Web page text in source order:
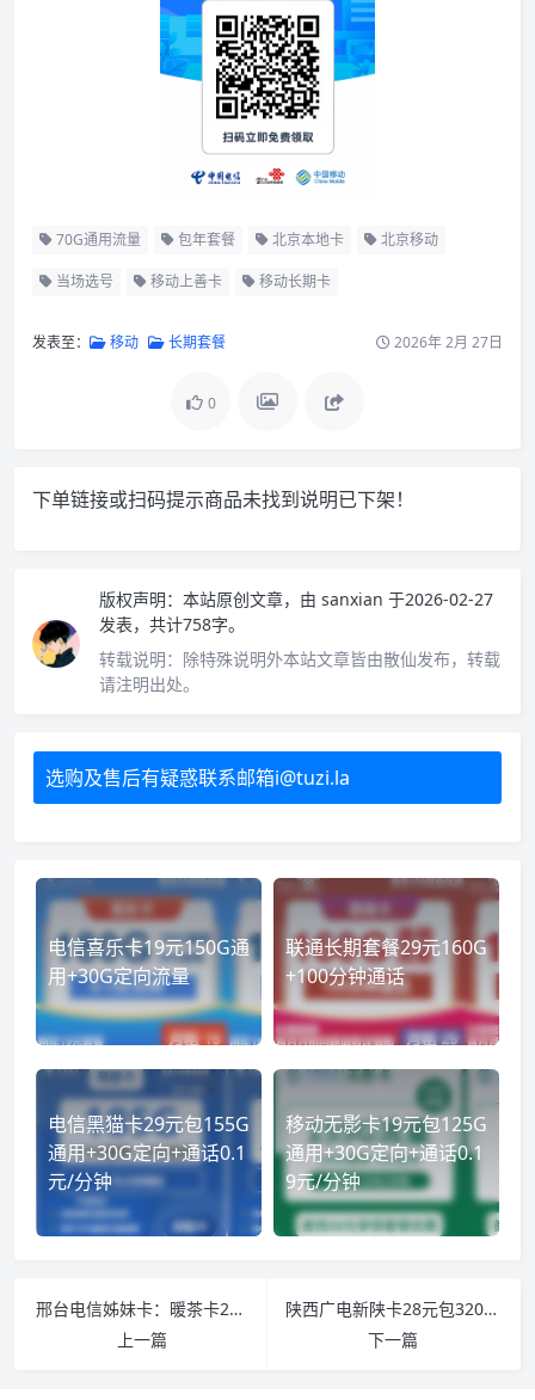
70G通用流量 包年套餐 北京本地卡 北京移动
当场选号 移动上善卡 移动长期卡
发表至： 移动 长期套餐 2026年 2月 27日
0
下单链接或扫码提示商品未找到说明已下架！
版权声明： 本站原创文章，由 sanxian 于2026-02-27
发表，共计758字。
转载说明： 除特殊说明外本站文章皆由散仙发布，转载
请注明出处。
选购及售后有疑惑联系邮箱i@tuzi.la
电信喜乐卡19元150G通
用+30G定向流量
联通长期套餐29元160G
+100分钟通话
电信黑猫卡29元包155G
通用+30G定向+通话0.1
元/分钟
移动无影卡19元包125G
通用+30G定向+通话0.1
9元/分钟
邢台电信姊妹卡：暖茶卡29元120G / 冰茶卡39元160G（当场选号）
上一篇
陕西广电新陕卡28元包320G通用+30G定向+200分钟
下一篇